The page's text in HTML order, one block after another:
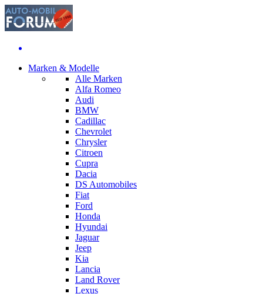
Marken & Modelle
Alle Marken
Alfa Romeo
Audi
BMW
Cadillac
Chevrolet
Chrysler
Citroen
Cupra
Dacia
DS Automobiles
Fiat
Ford
Honda
Hyundai
Jaguar
Jeep
Kia
Lancia
Land Rover
Lexus